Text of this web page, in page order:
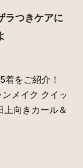
ラつきケアに
をご紹介！
メイク クイッ
上向きカール＆